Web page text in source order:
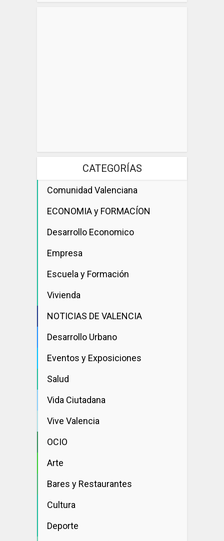
CATEGORÍAS
Comunidad Valenciana
ECONOMIA y FORMACÍON
Desarrollo Economico
Empresa
Escuela y Formación
Vivienda
NOTICIAS DE VALENCIA
Desarrollo Urbano
Eventos y Exposiciones
Salud
Vida Ciutadana
Vive Valencia
OCIO
Arte
Bares y Restaurantes
Cultura
Deporte